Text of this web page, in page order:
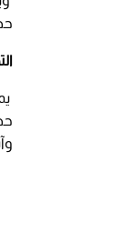
وآيفون 16 برو ماكس،